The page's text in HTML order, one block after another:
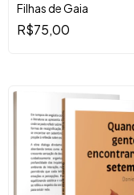
Filhas de Gaia
R$75,00